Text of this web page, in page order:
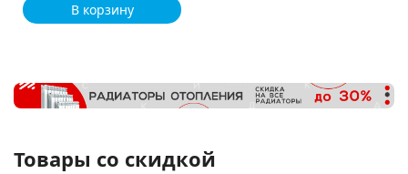
В корзину
Товары со скидкой